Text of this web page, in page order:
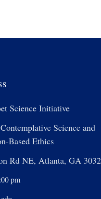
Science Initiative
Science and
Based Ethics
Rd NE, Atlanta, GA
pm